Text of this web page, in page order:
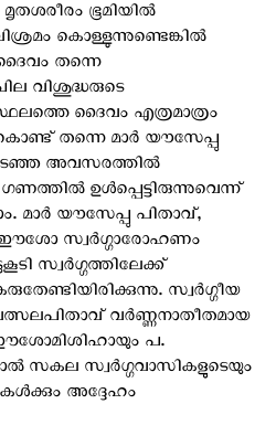
ഭൂമിയില്‍
കൊള്ളുന്നുണ്ടെങ്കില്‍
തന്നെ
വിശുദ്ധരുടെ
ദൈവം എത്രമാത്രം
തന്നെ മാര്‍ യൗസേപ്പു
അവസരത്തില്‍
ഉള്‍പ്പെട്ടിരുന്നുവെന്ന്
മാര്‍ യൗസേപ്പു പിതാവ്,
ഈശോ സ്വര്‍ഗ്ഗാരോഹണം
സ്വര്‍ഗ്ഗത്തിലേക്ക്
സ്വര്‍ഗ്ഗീയ
വര്‍ണ്ണനാതീതമായ
പ.
സകല സ്വര്‍ഗ്ഗവാസികളുടെയും
അദ്ദേഹം